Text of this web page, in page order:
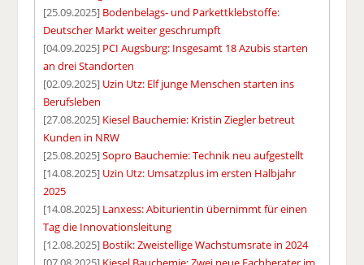
[25.09.2025] Bodenbelags- und Parkettklebstoffe:
Deutscher Markt weiter geschrumpft
[04.09.2025] PCI Augsburg: Insgesamt 18 Azubis starten
an drei Standorten
[02.09.2025] Uzin Utz: Elf junge Menschen starten ins
Berufsleben
[27.08.2025] Kiesel Bauchemie: Kristin Ziegler betreut
Kunden in NRW
[25.08.2025]Sopro Bauchemie: Technik neu aufgestellt
[14.08.2025] Uzin Utz: Umsatzplus im ersten Halbjahr
2025
[14.08.2025] Lanxess: Abiturientin übernimmt für einen
Tag die Innovationsleitung
[12.08.2025] Bostik: Zweistellige Wachstumsrate in 2024